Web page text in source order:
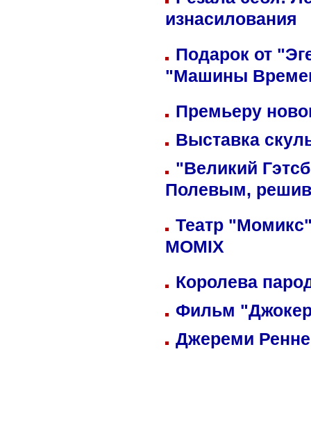
изнасилования
Подарок от
"Машины
Премьеру
Выставка
"Великий
Полевым,
Театр
MOMIX
Королева
Фильм
Джереми